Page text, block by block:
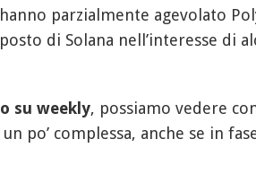
parzialmente agevolato
di Solana nell’interesse di
su weekly, possiamo vedere
po’ complessa, anche se in